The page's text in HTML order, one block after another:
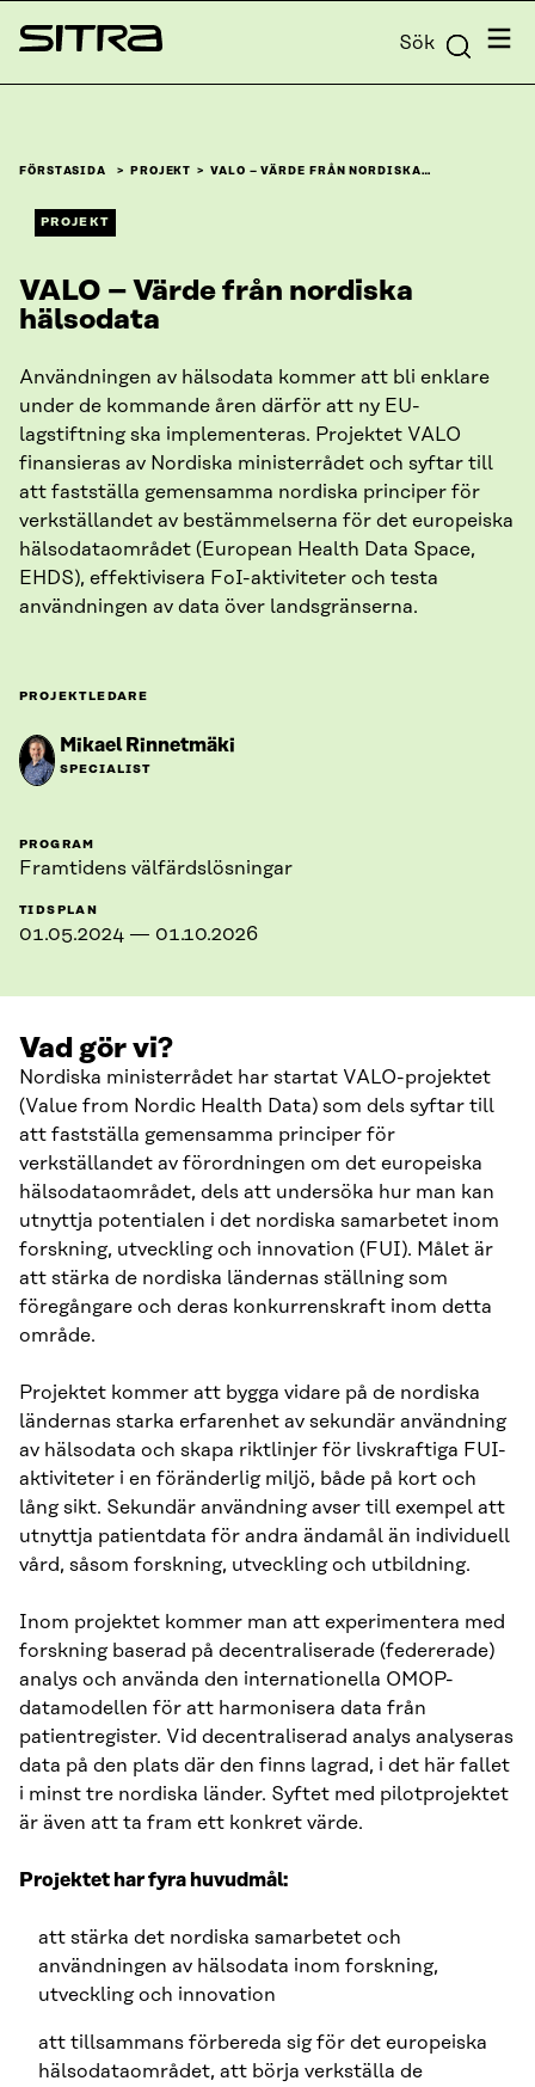
Skip to
content
Sitra Sök Meny
FÖRSTASIDA PROJEKT VALO – VÄRDE FRÅN NORDISKA…
PROJEKT
VALO – Värde från nordiska
hälsodata
Användningen av hälsodata kommer att bli enklare
under de kommande åren därför att ny EU-
lagstiftning ska implementeras. Projektet VALO
finansieras av Nordiska ministerrådet och syftar till
att fastställa gemensamma nordiska principer för
verkställandet av bestämmelserna för det europeiska
hälsodataområdet (European Health Data Space,
EHDS), effektivisera FoI-aktiviteter och testa
användningen av data över landsgränserna.
PROJEKTLEDARE
Mikael Rinnetmäki
SPECIALIST
PROGRAM
Framtidens välfärdslösningar
TIDSPLAN
01.05.2024 — 01.10.2026
Vad gör vi?
Nordiska ministerrådet har startat VALO-projektet
(Value from Nordic Health Data) som dels syftar till
att fastställa gemensamma principer för
verkställandet av förordningen om det europeiska
hälsodataområdet, dels att undersöka hur man kan
utnyttja potentialen i det nordiska samarbetet inom
forskning, utveckling och innovation (FUI). Målet är
att stärka de nordiska ländernas ställning som
föregångare och deras konkurrenskraft inom detta
område.
Projektet kommer att bygga vidare på de nordiska
ländernas starka erfarenhet av sekundär användning
av hälsodata och skapa riktlinjer för livskraftiga FUI-
aktiviteter i en föränderlig miljö, både på kort och
lång sikt. Sekundär användning avser till exempel att
utnyttja patientdata för andra ändamål än individuell
vård, såsom forskning, utveckling och utbildning.
Inom projektet kommer man att experimentera med
forskning baserad på decentraliserade (federerade)
analys och använda den internationella OMOP-
datamodellen för att harmonisera data från
patientregister. Vid decentraliserad analys analyseras
data på den plats där den finns lagrad, i det här fallet
i minst tre nordiska länder. Syftet med pilotprojektet
är även att ta fram ett konkret värde.
Projektet har fyra huvudmål:
att stärka det nordiska samarbetet och
användningen av hälsodata inom forskning,
utveckling och innovation
att tillsammans förbereda sig för det europeiska
hälsodataområdet, att börja verkställa de